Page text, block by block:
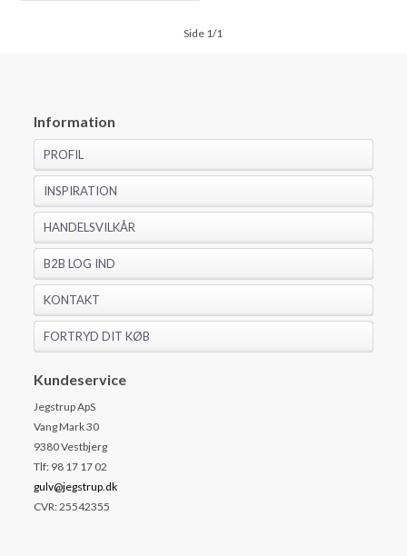
Side 1/1
Information
PROFIL
INSPIRATION
HANDELSVILKÅR
B2B LOG IND
KONTAKT
FORTRYD DIT KØB
Kundeservice
Jegstrup ApS
Vang Mark 30
9380 Vestbjerg
Tlf: 98 17 17 02
gulv@jegstrup.dk
CVR: 25542355